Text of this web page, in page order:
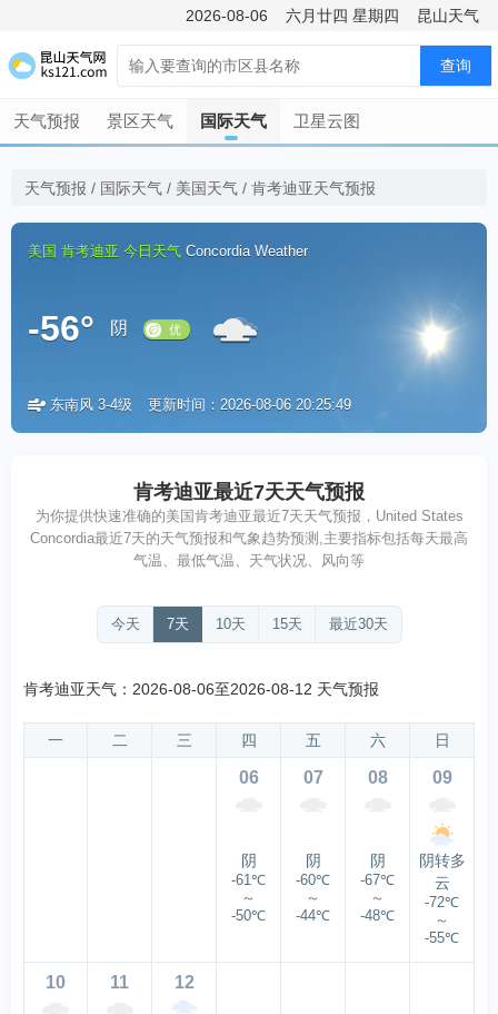
2026-08-06 六月廿四 星期四 昆山天气
查询
天气预报 景区天气 国际天气 卫星云图
天气预报 / 国际天气 / 美国天气 / 肯考迪亚天气预报
美国 肯考迪亚 今日天气 Concordia Weather
-56° 阴
优
东南风 3-4级 更新时间：2026-08-06 20:25:49
肯考迪亚最近7天天气预报
为你提供快速准确的美国肯考迪亚最近7天天气预报，United States
Concordia最近7天的天气预报和气象趋势预测,主要指标包括每天最高
气温、最低气温、天气状况、风向等
今天 7天 10天 15天 最近30天
肯考迪亚天气：2026-08-06至2026-08-12 天气预报
一 二 三 四 五 六 日
06
阴
-61℃
～
-50℃
07
阴
-60℃
～
-44℃
08
阴
-67℃
～
-48℃
09
阴转多
云
-72℃
～
-55℃
10 11 12